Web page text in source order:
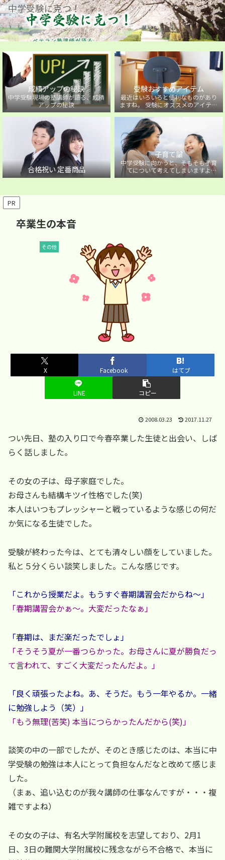
中学受験に克つ！
成績アップの秘訣
中学受験現場の塾講師が語る、成績
アップの秘訣
受験おすすめアイテム
最近はいろいろと便利なものがあり
ますね。 受験にオススメのアイテム
を紹介しています。
合格祝い 定番商品
子育て論
中学受験に向かうと、そもそも子育
てについて考えてしまいますよ
ね・・・。中学受験に向かうお子様
PR
卒業生の本音
その他
X Facebook はてブ
LINE コピー
2008.03.23 2017.11.27
つい先日、塾の入り口で今春卒業した生徒と出会い、しば
らく話しました。
その女の子は、母子家庭でした。
お母さんも結構キツイ性格でした(笑)
本人はいつもプレッシャーと戦っているような感じの何だ
か気になる生徒でした。
受験が終わった今は、とても清々しい顔をしていました。
私と５分くらい談笑しました。こんな感じです。
「これから授業だよ。もうすぐ春期講習会だからね～」
「春期講習会かぁ～。大変だったなぁ」
「春期は、まだ楽だったでしょ」
「そうそう夏が一番つらかった。お母さんに夏が勝負だっ
て言われて、すごく大変だったんだよ。」
「良く頑張ったよね。あ、そうだ。もう一年やるか。一緒
に勉強しよう（笑）」
「もう無理(苦笑) 本当につらかったんだから(笑)」
談笑の中の一部でしたが、そのとき感じたのは、本当に中
学受験の勉強は本人にとって負担なんだなと改めて感じま
した。
（まぁ、追い込むのが我々講師の仕事なんですが・・・複
雑ですよね）
その女の子は、有名大学附属校を志望しており、2月1
日、3日の難関大学附属校に残念ながら不合格で、本当に